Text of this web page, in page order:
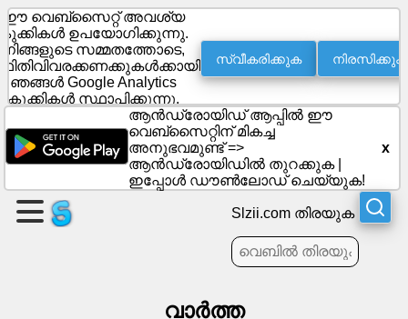
ഒരു
പേജ്
ഗ്രൂപ്പ്
ഈ വെബ്സൈറ്റ് അവശ്യ
ഉപയോഗിക്കുന്നു.
നിങ്ങളുടെ സമ്മതത്തോടെ,
ഞങ്ങൾ Google Analytics
കുക്കികൾ സ്ഥാപിക്കുന്നു.
സ്വീകരിക്കുക നിരസിക്കുക
ആൻഡ്രോയിഡ് ആപ്പിൽ ഈ
വെബ്‌സൈറ്റിന് മികച്ച
അനുഭവമുണ്ട് =>
ആൻഡ്രോയിഡിൽ തുറക്കുക
ഇപ്പോൾ ഡൗൺലോഡ് ചെയ്യുക!
x
Slzii.com തിരയുക
വാർത്ത